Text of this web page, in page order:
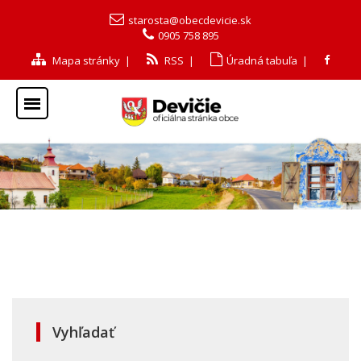
starosta@obecdevicie.sk
0905 758 895
Mapa stránky | RSS | Úradná tabuľa |
Vyhľadať